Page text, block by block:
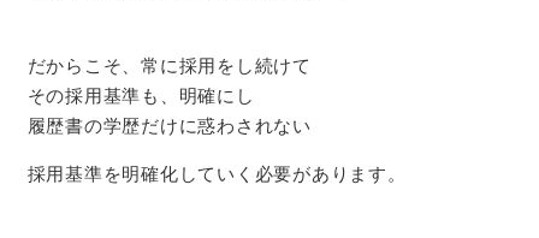
だからこそ、常に採用をし続けて
その採用基準も、明確にし
履歴書の学歴だけに惑わされない
採用基準を明確化していく必要があります。